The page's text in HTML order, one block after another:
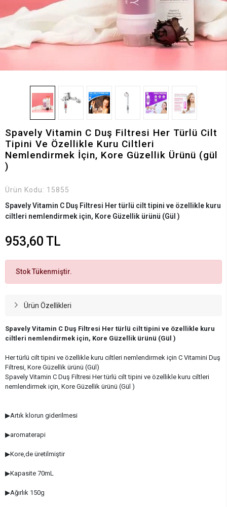
Spavely Vitamin C Duş Filtresi Her Türlü Cilt
Tipini Ve Özellikle Kuru Ciltleri
Nemlendirmek İçin, Kore Güzellik Ürünü (gül
)
Ürün Kodu: 15855
Spavely Vitamin C Duş Filtresi Her türlü cilt tipini ve özellikle kuru
ciltleri nemlendirmek için, Kore Güzellik ürünü (Gül )
953,60 TL
Stok Tükenmiştir.
Ürün Özellikleri
Spavely Vitamin C Duş Filtresi Her türlü cilt tipini ve özellikle kuru
ciltleri nemlendirmek için, Kore Güzellik ürünü (Gül )
Her türlü cilt tipini ve özellikle kuru ciltleri nemlendirmek için C Vitamini Duş
Filtresi, Kore Güzellik ürünü (Gül)
Spavely Vitamin C Duş Filtresi Her türlü cilt tipini ve özellikle kuru ciltleri
nemlendirmek için, Kore Güzellik ürünü (Gül )
▶Artık klorun giderilmesi
▶aromaterapi
▶Kore,de üretilmiştir
▶Kapasite 70mL
▶Ağırlık 150g